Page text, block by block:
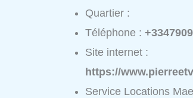
Quartier :
Téléphone :
Site internet :
https://
Service Locations